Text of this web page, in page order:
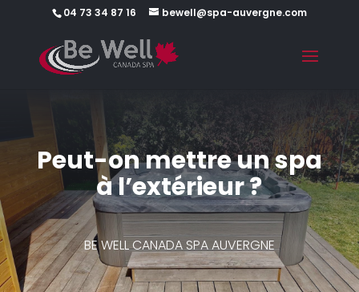
04 73 34 87 16 bewell@spa-auvergne.com
Peut-on mettre un spa
à l’extérieur ?
BE WELL CANADA SPA AUVERGNE